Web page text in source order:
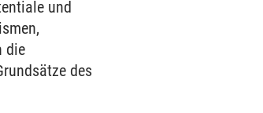
und
die
des